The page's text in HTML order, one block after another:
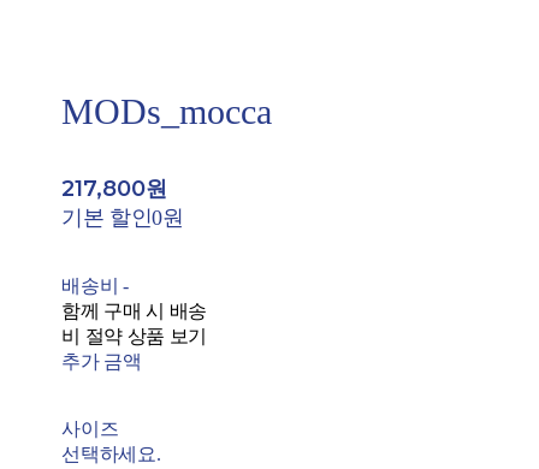
MODs_mocca
217,800원
기본 할인0원
배송비 -
함께 구매 시 배송
비 절약 상품 보기
추가 금액
사이즈
선택하세요.